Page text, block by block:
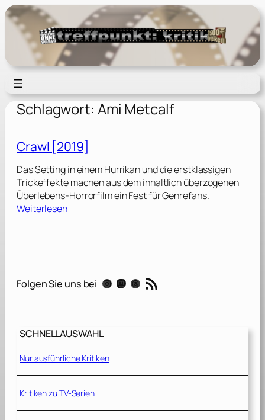
Zum
Inhalt
springen
Schlagwort: Ami Metcalf
Crawl [2019]
Das Setting in einem Hurrikan und die erstklassigen
Trickeffekte machen aus dem inhaltlich überzogenen
Überlebens-Horrorfilm ein Fest für Genrefans.
Weiterlesen:
[
9
Folgen Sie uns bei Instagram Mastodon Threads RSS-Feed
SCHNELLAUSWAHL
Nur ausführliche Kritiken
Kritiken zu TV-Serien